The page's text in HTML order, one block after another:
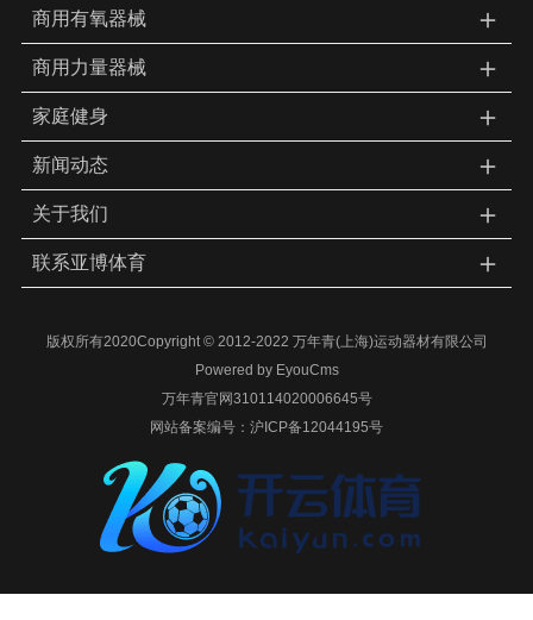
商用有氧器械 ＋
商用力量器械 ＋
家庭健身 ＋
新闻动态 ＋
关于我们 ＋
联系亚博体育 ＋
版权所有2020Copyright © 2012-2022 万年青(上海)运动器材有限公司
Powered by EyouCms
万年青官网310114020006645号
网站备案编号： 沪ICP备12044195号